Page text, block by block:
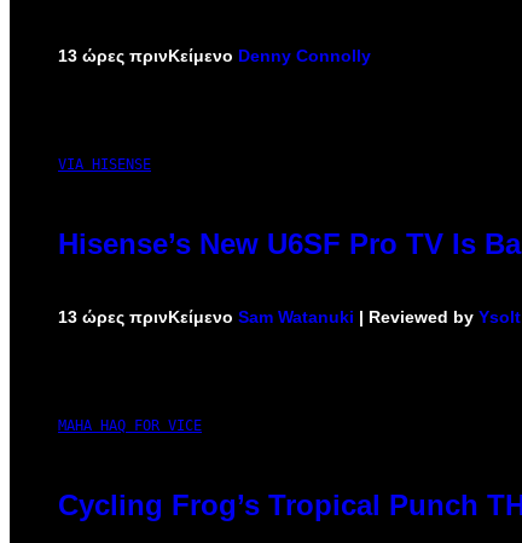
13 ώρες πρινΚείμενο Denny Connolly
VIA HISENSE
Hisense’s New U6SF Pro TV Is
13 ώρες πρινΚείμενο Sam Watanuki | Reviewed by
MAHA HAQ FOR VICE
Cycling Frog’s Tropical Punch